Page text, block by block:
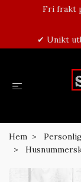
Fri frakt
✔ Unikt
Hem